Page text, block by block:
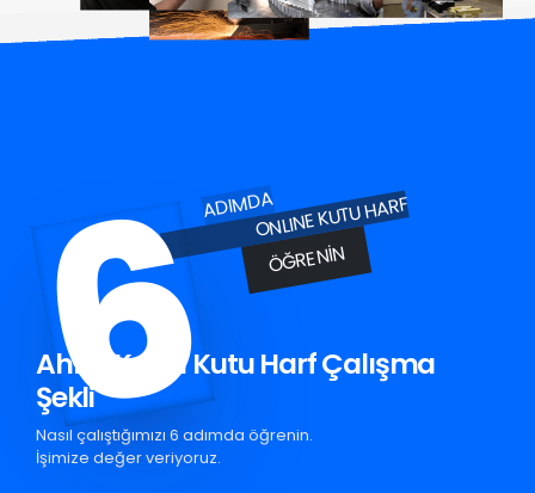
6ADIMDAONLINE KUTU HARF
ÖĞRENIN
Ahlat Krom Kutu Harf Çalışma
Şekli
Nasıl çalıştığımızı 6 adımda öğrenin.
İşimize değer veriyoruz.